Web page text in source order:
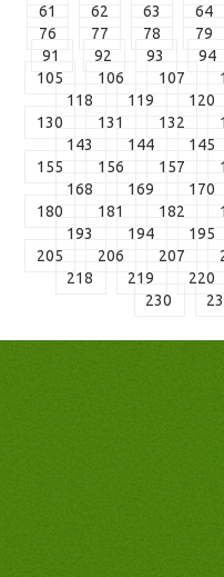
61
62 63
64
76
77 78
79
91
92 93
94
105
106 107
118
119
120
130
131 132
143
144
145
155
156 157
168
169
170
180
181 182
193
194
195
205
206 207
218
219
220
230